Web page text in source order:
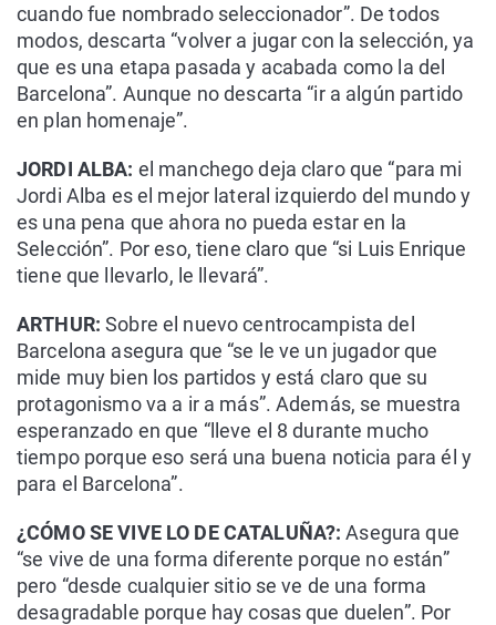
cuando fue nombrado seleccionador”. De todos
modos, descarta “volver a jugar con la selección, ya
que es una etapa pasada y acabada como la del
Barcelona”. Aunque no descarta “ir a algún partido
en plan homenaje”.
JORDI ALBA: el manchego deja claro que “para mi
Jordi Alba es el mejor lateral izquierdo del mundo y
es una pena que ahora no pueda estar en la
Selección”. Por eso, tiene claro que “si Luis Enrique
tiene que llevarlo, le llevará”.
ARTHUR: Sobre el nuevo centrocampista del
Barcelona asegura que “se le ve un jugador que
mide muy bien los partidos y está claro que su
protagonismo va a ir a más”. Además, se muestra
esperanzado en que “lleve el 8 durante mucho
tiempo porque eso será una buena noticia para él y
para el Barcelona”.
¿CÓMO SE VIVE LO DE CATALUÑA?: Asegura que
“se vive de una forma diferente porque no están”
pero “desde cualquier sitio se ve de una forma
desagradable porque hay cosas que duelen”. Por